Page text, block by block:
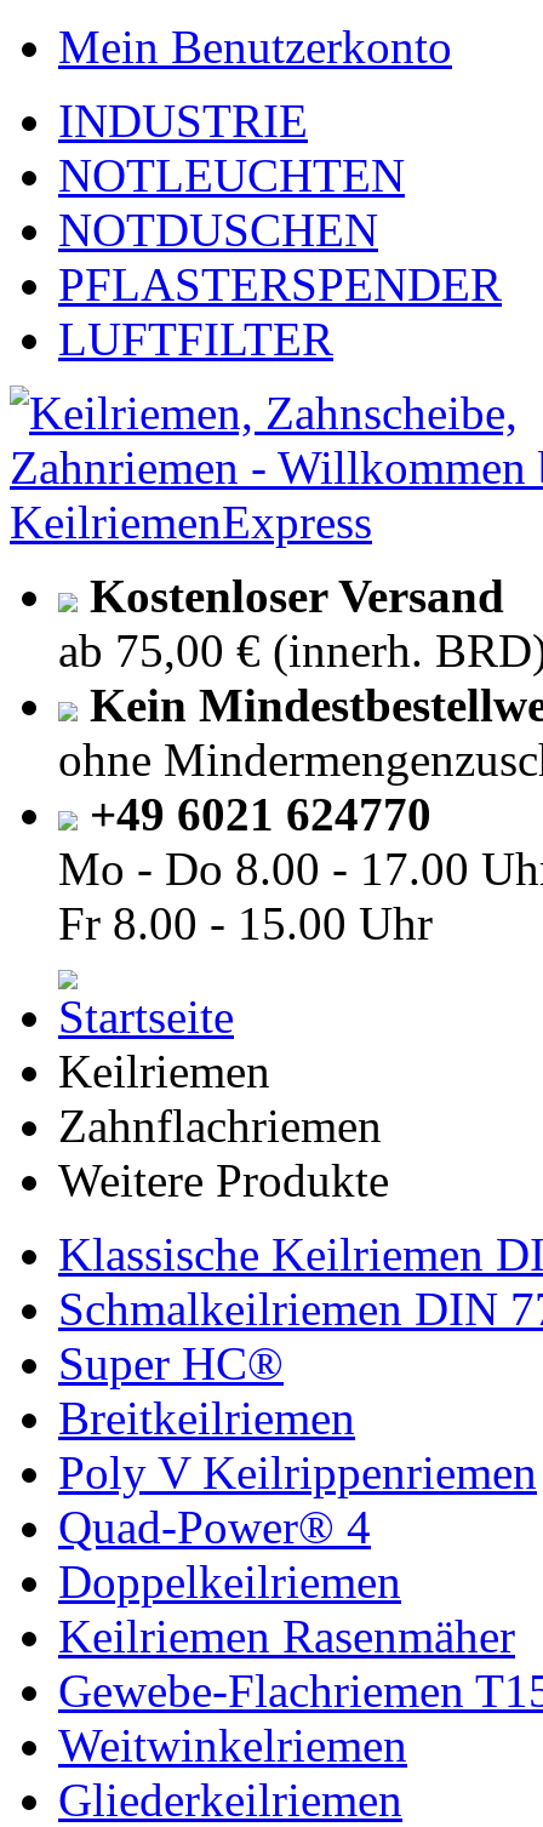
Mein Benutzerkonto
INDUSTRIE
NOTLEUCHTEN
NOTDUSCHEN
PFLASTERSPENDER
LUFTFILTER
Kostenloser Versand
ab 75,00 € (innerh.
Kein
ohne
+49 6021 624770
Mo - Do 8.00 - 17.00
Fr 8.00 - 15.00 Uhr
Keilriemen
Zahnflachriemen
Weitere Produkte
Klassische Keilriemen
Schmalkeilriemen DIN
Super HC®
Breitkeilriemen
Poly V Keilrippenriemen
Quad-Power® 4
Doppelkeilriemen
Keilriemen Rasenmäher
Gewebe-Flachriemen
Weitwinkelriemen
Gliederkeilriemen